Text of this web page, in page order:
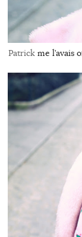
Patrickme l’avais